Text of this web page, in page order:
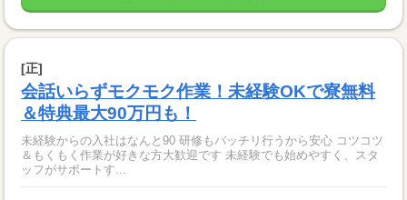
[正]
会話いらずモクモク作業！未経験OKで寮無料
＆特典最大90万円も！
未経験からの入社はなんと90 研修もバッチリ行うから安心 コツコツ
＆もくもく作業が好きな方大歓迎です 未経験でも始めやすく、スタ
ッフがサポートす...